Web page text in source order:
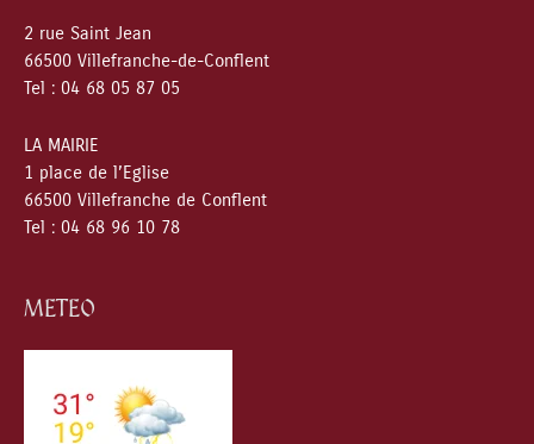
2 rue Saint Jean
66500 Villefranche-de-Conflent
Tel : 04 68 05 87 05
LA MAIRIE
1 place de l’Eglise
66500 Villefranche de Conflent
Tel : 04 68 96 10 78
METEO